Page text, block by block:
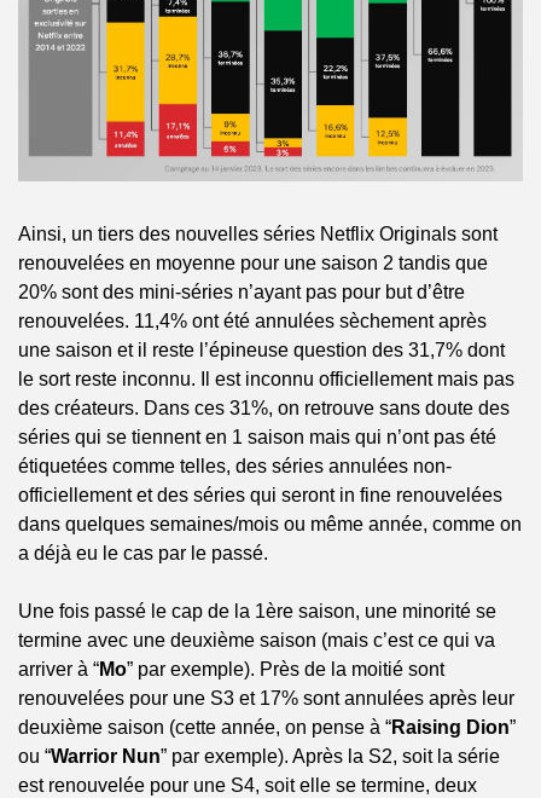
Ainsi, un tiers des nouvelles séries Netflix Originals sont
renouvelées en moyenne pour une saison 2 tandis que
20% sont des mini-séries n’ayant pas pour but d’être
renouvelées. 11,4% ont été annulées sèchement après
une saison et il reste l’épineuse question des 31,7% dont
le sort reste inconnu. Il est inconnu officiellement mais pas
des créateurs. Dans ces 31%, on retrouve sans doute des
séries qui se tiennent en 1 saison mais qui n’ont pas été
étiquetées comme telles, des séries annulées non-
officiellement et des séries qui seront in fine renouvelées
dans quelques semaines/mois ou même année, comme on
a déjà eu le cas par le passé.
Une fois passé le cap de la 1ère saison, une minorité se
termine avec une deuxième saison (mais c’est ce qui va
arriver à “Mo” par exemple). Près de la moitié sont
renouvelées pour une S3 et 17% sont annulées après leur
deuxième saison (cette année, on pense à “Raising Dion”
ou “Warrior Nun” par exemple). Après la S2, soit la série
est renouvelée pour une S4, soit elle se termine, deux